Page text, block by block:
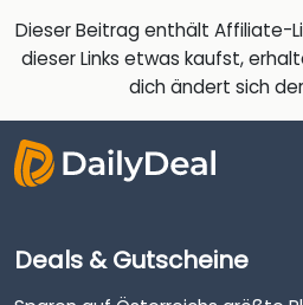
Dieser Beitrag enthält Affiliate-
dieser Links etwas kaufst,
dich ändert sich
Deals & Gutscheine